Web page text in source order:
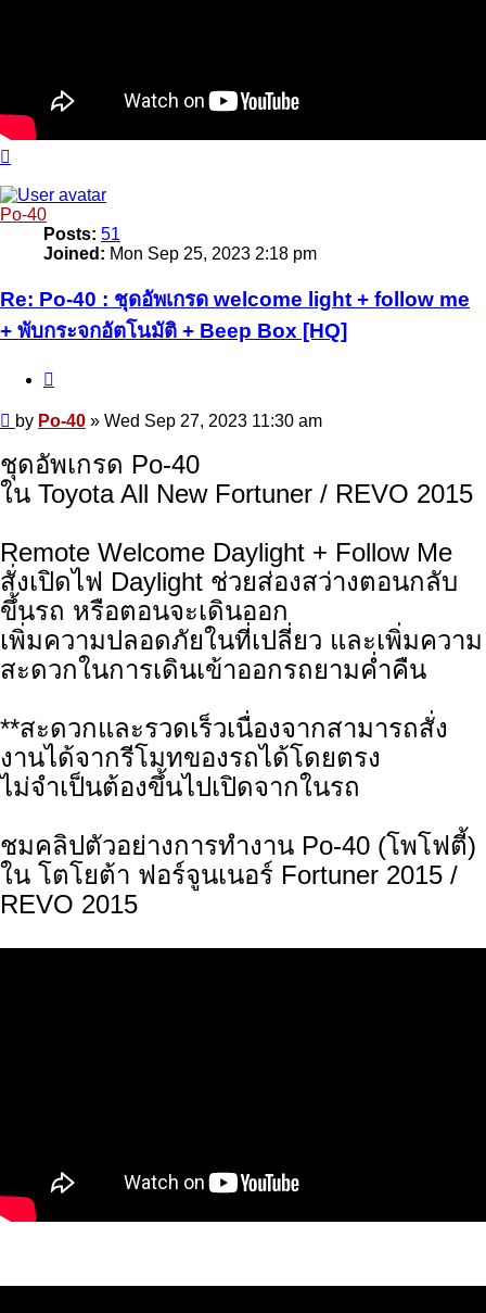
Po-40
Posts: 51
Joined: Mon Sep 25, 2023 2:18 pm
Re: Po-40 : ชุดอัพเกรด welcome light + follow me
+ พับกระจกอัตโนมัติ + Beep Box [HQ]
Post
by Po-40 » Wed Sep 27, 2023 11:30 am
ชุดอัพเกรด Po-40
ใน Toyota All New Fortuner / REVO 2015
Remote Welcome Daylight + Follow Me
สั่งเปิดไฟ Daylight ช่วยส่องสว่างตอนกลับ
ขึ้นรถ หรือตอนจะเดินออก
เพิ่มความปลอดภัยในที่เปลี่ยว และเพิ่มความ
สะดวกในการเดินเข้าออกรถยามค่ำคืน
**สะดวกและรวดเร็วเนื่องจากสามารถสั่ง
งานได้จากรีโมทของรถได้โดยตรง
ไม่จำเป็นต้องขึ้นไปเปิดจากในรถ
ชมคลิปตัวอย่างการทำงาน Po-40 (โพโฟตี้)
ใน โตโยต้า ฟอร์จูนเนอร์ Fortuner 2015 /
REVO 2015